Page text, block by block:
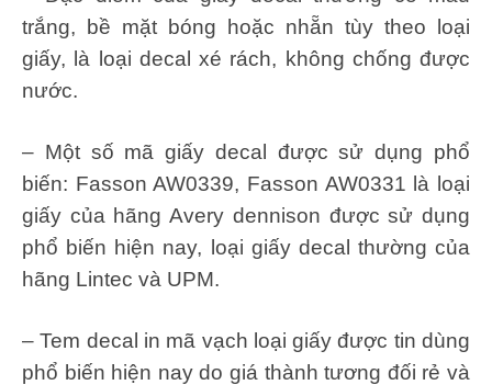
trắng, bề mặt bóng hoặc nhẵn tùy theo loại
giấy, là loại decal xé rách, không chống được
nước.
– Một số mã giấy decal được sử dụng phổ
biến: Fasson AW0339, Fasson AW0331 là loại
giấy của hãng Avery dennison được sử dụng
phổ biến hiện nay, loại giấy decal thường của
hãng Lintec và UPM.
– Tem decal in mã vạch loại giấy được tin dùng
phổ biến hiện nay do giá thành tương đối rẻ và